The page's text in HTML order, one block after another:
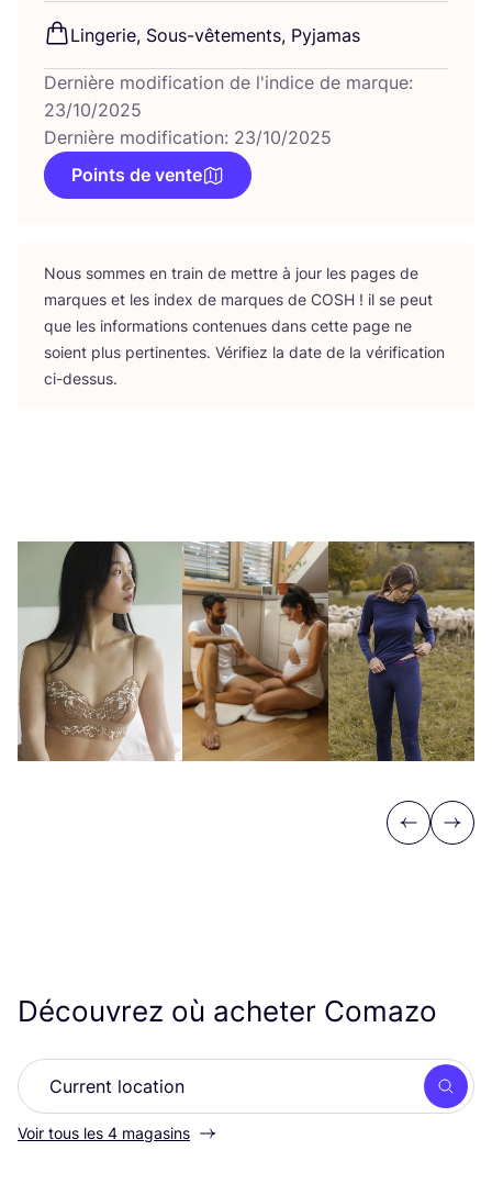
Lin­ge­rie, Sous-vête­ments, Pyjamas
Dernière modification de l'indice de marque:
23/10/2025
Dernière modification: 23/10/2025
Points de vente
Nous sommes en train de mettre à jour les pages de
marques et les index de marques de COSH ! il se peut
que les infor­ma­tions conte­nues dans cette page ne
soient plus per­ti­nentes. Véri­fiez la date de la véri­fi­ca­tion
ci-dessus.
Previous
Next
Découvrez où acheter Comazo
Voir tous les 4 magasins